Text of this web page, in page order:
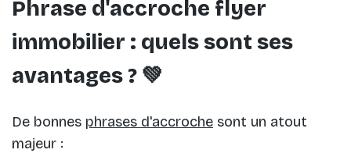
Phrase d'accroche flyer
immobilier : quels sont ses
avantages ? 💚
De bonnes phrases d'accroche sont un atout
majeur :